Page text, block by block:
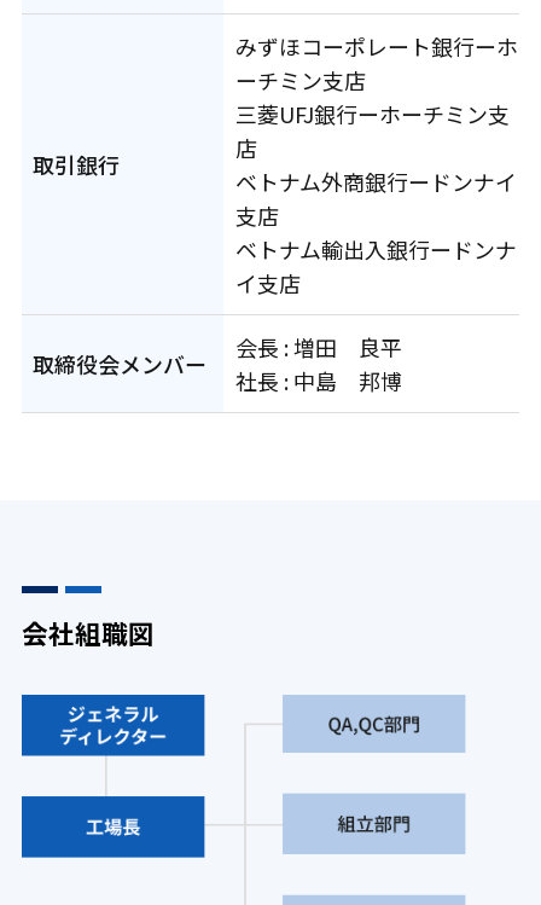
取引銀行
みずほコーポレート銀行ーホ
ーチミン支店
三菱UFJ銀行ーホーチミン支
店
ベトナム外商銀行ードンナイ
支店
ベトナム輸出入銀行ードンナ
イ支店
取締役会メンバー
会⻑ : 増田 良平
社⻑ : 中島 邦博
会社組職図